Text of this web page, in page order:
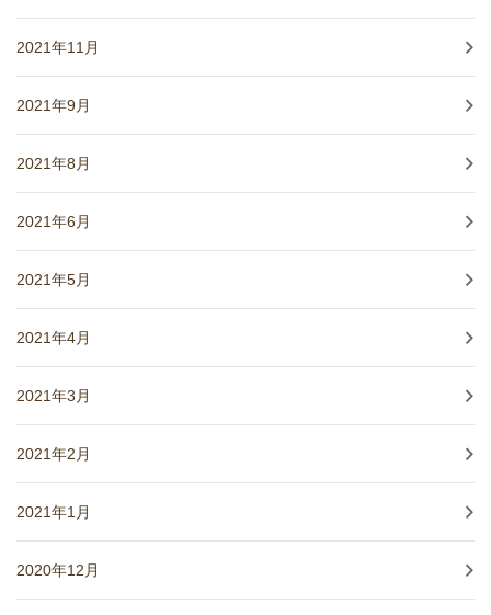
2021年11月
2021年9月
2021年8月
2021年6月
2021年5月
2021年4月
2021年3月
2021年2月
2021年1月
2020年12月